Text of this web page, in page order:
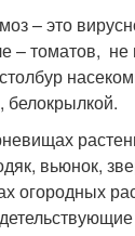
– это
– томатов,
белокрылкой.
вьюнок,
огородных